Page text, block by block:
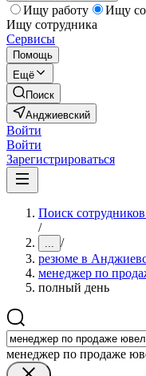
Ищу работу
Ищу
Ищу сотрудника
Сервисы
Помощь
Ещё
Поиск
Анджиевский
Войти
Войти
Зарегистрироваться
Поиск
/
... /
резюме в
менеджер по
полный день
менеджер по продаже